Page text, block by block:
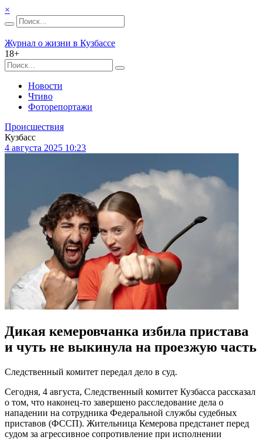
×
Журнал о жизни в Кузбассе
18+
Новости
Чтиво
Фоторепортажи
Происшествия
Кузбасс
4 августа 2025 10:23
Дикая кемеровчанка избила пристава
и чуть не выкинула на проезжую часть
Следственный комитет передал дело в суд.
Сегодня, 4 августа, Следственный комитет Кузбасса рассказал
о том, что наконец-то завершено расследование дела о
нападении на сотрудника Федеральной службы судебных
приставов (ФССП). Жительница Кемерова предстанет перед
судом за агрессивное сопротивление при исполнении